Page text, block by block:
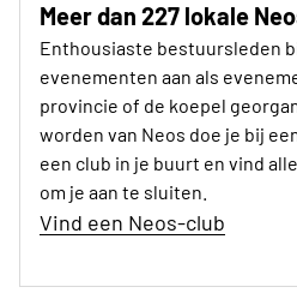
Meer dan 227 lokale
Enthousiaste bestuursleden
evenementen aan als
provincie of de koepel
worden van Neos doe je bij
een club in je buurt en vind
om je aan te sluiten.
Vind een Neos-club